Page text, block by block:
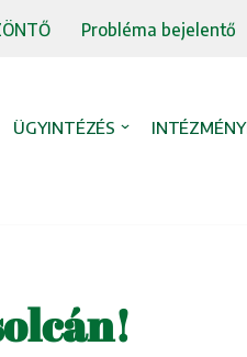
Probléma bejelentő
ÜGYINTÉZÉS